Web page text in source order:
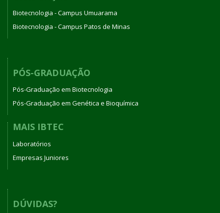
Biotecnologia - Campus Umuarama
Biotecnologia - Campus Patos de Minas
PÓS-GRADUAÇÃO
Pós-Graduação em Biotecnologia
Pós-Graduação em Genética e Bioquímica
MAIS IBTEC
Laboratórios
Empresas Juniores
DÚVIDAS?